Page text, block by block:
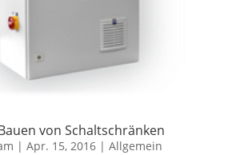
von Schaltschränken
| Apr. 15, 2016| Allgemein